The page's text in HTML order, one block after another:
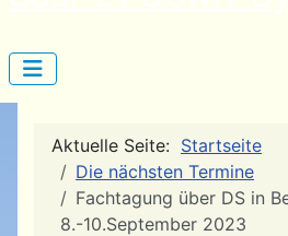
Aktuelle Seite: Startseite
Die nächsten Termine
Fachtagung über DS in
8.-10.September 2023